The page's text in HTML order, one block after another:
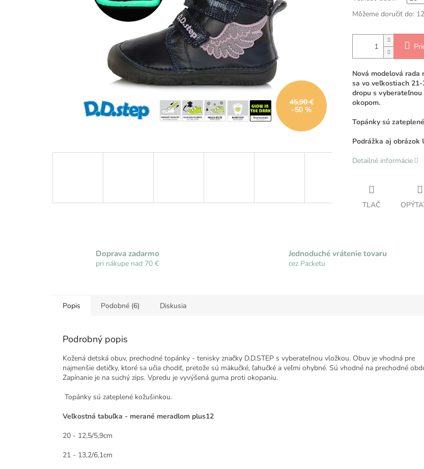
45,90 €
–50 %
Môžeme doručiť do:
Nová modelová
sa vo veľkostiach
dropu s
okopom.
Topánky sú
Podrážka aj obrázok
Detailné informácie
TLAČ
Doprava zadarmo
pri nákupe nad 70 €
Jednoduché vrátenie tovaru
cez Packetu
Popis Podobné (6) Diskusia
Podrobný popis
Kožená detská obuv, prechodné topánky - tenisky značky D.D.STEP s vyberateľnou vložkou. Obuv je vhodná pre
najmenšie detičky, ktoré sa učia chodiť, pretože sú mäkučké, ľahučké a veľmi ohybné. Sú vhodné na prechodné
Zapínanie je na suchý zips. Vpredu je vyvýšená guma proti okopaniu.
Topánky sú zateplené kožušinkou.
Veľkostná tabuľka - merané meradlom plus12
20 - 12,5/5,9cm
21 - 13,2/6,1cm